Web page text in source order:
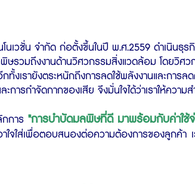
นเวชั่น จำกัด ก่อตั้งขึ้นในปี พ.ศ.2559 ดำเนินธุ
ษรวมถึงงานด้านวิศวกรรมสิ่งแวดล้อม โดยวิศ
ทั้งเรายังตระหนักถึงการลดใช้พลังงานและการ
ารกำจัดกากของเสีย จึงมั่นใจได้ว่าเราให้ควา
การ"การบำบัดมลพิษที่ดี มาพร้อมกับค่าใช้จ่
าใจใส่เพื่อตอบสนองต่อความต้องการของลูกค้